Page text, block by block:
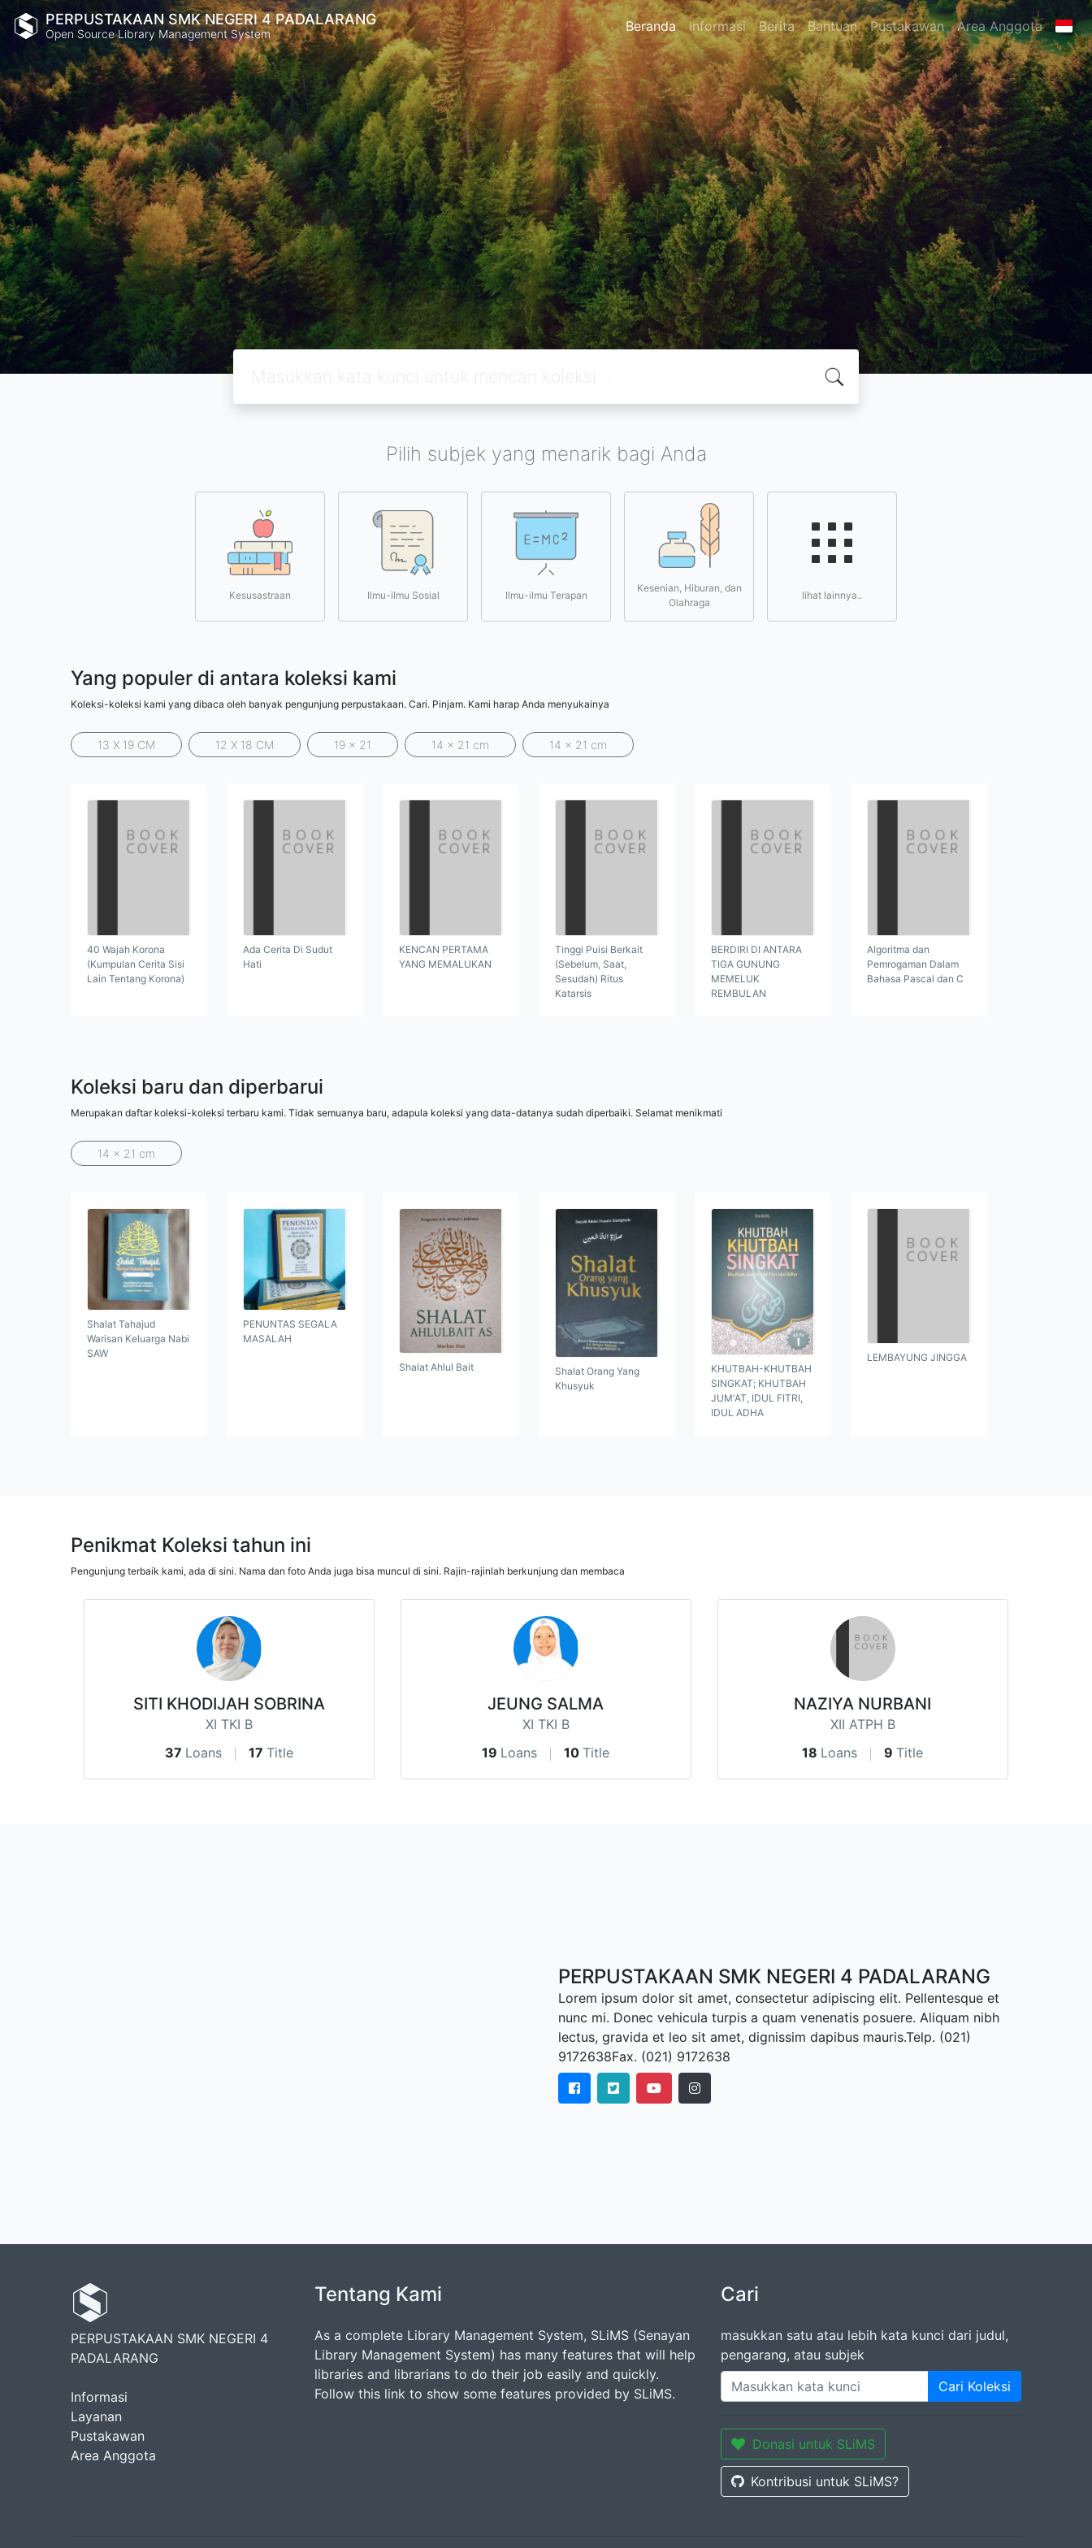
PERPUSTAKAAN SMK NEGERI 4 PADALARANG
Open Source Library Management System Beranda Informasi Berita Bantuan Pustakawan Area Anggota
Pilih subjek yang menarik bagi Anda
Kesusastraan Ilmu-ilmu Sosial Ilmu-ilmu Terapan
Kesenian, Hiburan, dan
Olahraga
lihat lainnya..
Yang populer di antara koleksi kami
Koleksi-koleksi kami yang dibaca oleh banyak pengunjung perpustakaan. Cari. Pinjam. Kami harap Anda menyukainya
13 X 19 CM 12 X 18 CM 19 x 21 14 x 21 cm 14 x 21 cm
40 Wajah Korona
(Kumpulan Cerita Sisi
Lain Tentang Korona)
Ada Cerita Di Sudut
Hati
KENCAN PERTAMA
YANG MEMALUKAN
Tinggi Puisi Berkait
(Sebelum, Saat,
Sesudah) Ritus
Katarsis
BERDIRI DI ANTARA
TIGA GUNUNG
MEMELUK
REMBULAN
Algoritma dan
Pemrogaman Dalam
Bahasa Pascal dan C
Koleksi baru dan diperbarui
Merupakan daftar koleksi-koleksi terbaru kami. Tidak semuanya baru, adapula koleksi yang data-datanya sudah diperbaiki. Selamat menikmati
14 x 21 cm
Shalat Tahajud
Warisan Keluarga Nabi
SAW
PENUNTAS SEGALA
MASALAH
Shalat Ahlul Bait
Shalat Orang Yang
Khusyuk
KHUTBAH-KHUTBAH
SINGKAT; KHUTBAH
JUM'AT, IDUL FITRI,
IDUL ADHA
LEMBAYUNG JINGGA
Penikmat Koleksi tahun ini
Pengunjung terbaik kami, ada di sini. Nama dan foto Anda juga bisa muncul di sini. Rajin-rajinlah berkunjung dan membaca
SITI KHODIJAH SOBRINA
XI TKI B
37 Loans 17 Title
JEUNG SALMA
XI TKI B
19 Loans 10 Title
NAZIYA NURBANI
XII ATPH B
18 Loans 9 Title
PERPUSTAKAAN SMK NEGERI 4 PADALARANG
Lorem ipsum dolor sit amet, consectetur adipiscing elit. Pellentesque et
nunc mi. Donec vehicula turpis a quam venenatis posuere. Aliquam nibh
lectus, gravida et leo sit amet, dignissim dapibus mauris.Telp. (021)
9172638Fax. (021) 9172638
PERPUSTAKAAN SMK NEGERI 4
PADALARANG
Informasi
Layanan
Pustakawan
Area Anggota
Tentang Kami
As a complete Library Management System, SLiMS (Senayan
Library Management System) has many features that will help
libraries and librarians to do their job easily and quickly.
Follow this link to show some features provided by SLiMS.
Cari
masukkan satu atau lebih kata kunci dari judul,
pengarang, atau subjek
Cari Koleksi
Donasi untuk SLiMS
Kontribusi untuk SLiMS?